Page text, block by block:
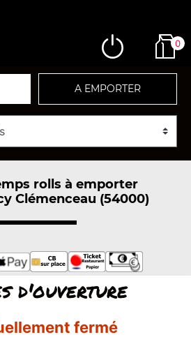
0
A EMPORTER
rolls à emporter
Clémenceau (54000)
d'ouverture
fermé